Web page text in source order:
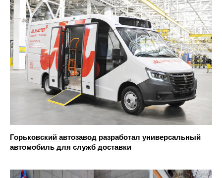
Горьковский автозавод разработал универсальный
автомобиль для служб доставки